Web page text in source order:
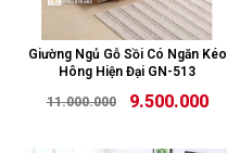
Giường Ngủ Gỗ Sồi Có Ngăn Kéo
Hông Hiện Đại GN-513
11.000.000
9.500.000